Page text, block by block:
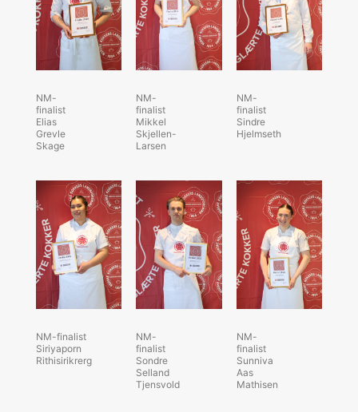
NM-
finalist
Elias
Grevle
Skage
NM-
finalist
Mikkel
Skjellen-
Larsen
NM-
finalist
Sindre
Hjelmseth
NM-finalist
Siriyaporn
Rithisirikrerg
NM-
finalist
Sondre
Selland
Tjensvold
NM-
finalist
Sunniva
Aas
Mathisen